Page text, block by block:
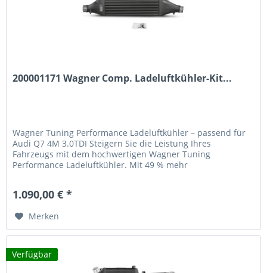
200001171 Wagner Comp. Ladeluftkühler-Kit...
Wagner Tuning Performance Ladeluftkühler – passend für
Audi Q7 4M 3.0TDI Steigern Sie die Leistung Ihres
Fahrzeugs mit dem hochwertigen Wagner Tuning
Performance Ladeluftkühler. Mit 49 % mehr
1.090,00 € *
Merken
Verfügbar